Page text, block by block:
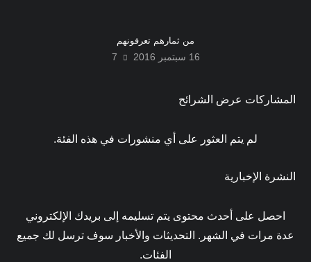
من ثمارهم تعرفونهم
16 سبتمبر 2016 7
المشاركات عرض الشرائح
لم يتم العثور على أي منشورات في هذه الفئة.
النشرة الإخبارية
احصل على أحدث محتوى يتم تسليمه إلى بريدك الإلكتروني
عدة مرات في الشهر. التحديثات والأخبار سوف ترسل لك جميع
الفئات.